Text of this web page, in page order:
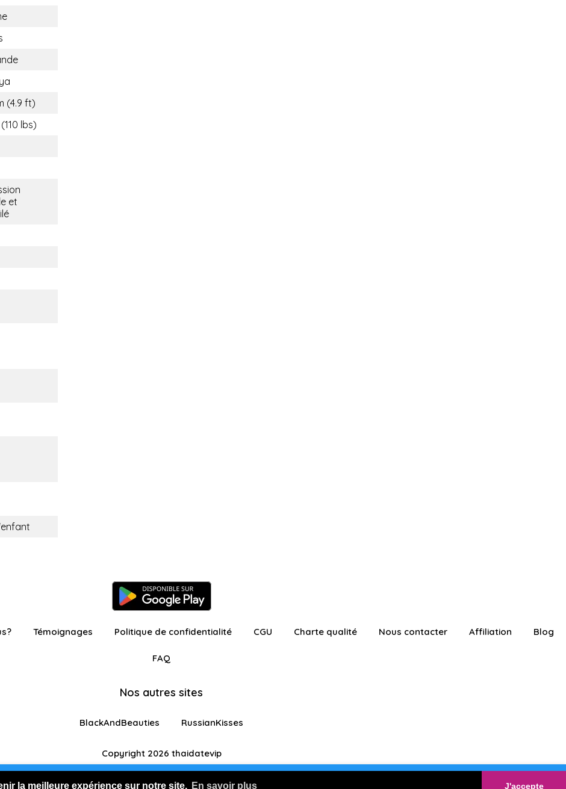
la meilleure expérience sur notre site. En savoir plus J'accepte
visiteur avec fonctionnalités restreintes Je m'inscris GRATUITEMENT
(4.9 ft)
lbs)
et
Témoignages Politique de confidentialité CGU Charte qualité Nous contacter Affiliation Blog
FAQ
Nos autres sites
BlackAndBeauties RussianKisses
Copyright 2026 thaidatevip